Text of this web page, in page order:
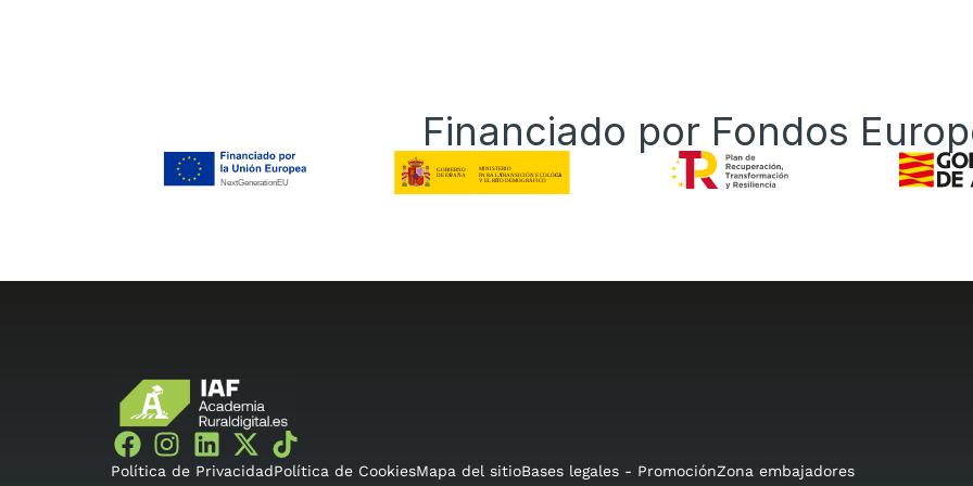
Financiado por Fondos
Política de PrivacidadPolítica de CookiesMapa del sitioBases legales - PromociónZona embajadores